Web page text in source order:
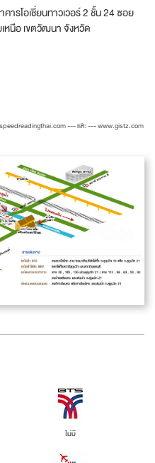
ารโอเชี่ยนทาวเวอร์ 2 ชั้น 24 ซอย
หนือ เขตวัฒนา จังหวัด
--- และ --- www.gistz.com
ไม่มี